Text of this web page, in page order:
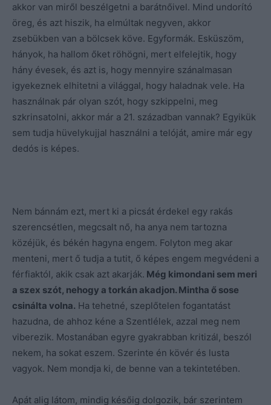
akkor van miről beszélgetni a barátnőivel. Mind undorító
öreg, és azt hiszik, ha elmúltak negyven, akkor
zsebükben van a bölcsek köve. Egyformák. Esküszöm,
hányok, ha hallom őket röhögni, mert elfelejtik, hogy
hány évesek, és azt is, hogy mennyire szánalmasan
igyekeznek elhitetni a világgal, hogy haladnak vele. Ha
használnak pár olyan szót, hogy szkippelni, meg
szkrinsatolni, akkor már a 21. században vannak? Egyikük
sem tudja hüvelykujjal használni a telóját, amire már egy
dedós is képes.
Nem bánnám ezt, mert ki a picsát érdekel egy rakás
szerencsétlen, megcsalt nő, ha anya nem tartozna
közéjük, és békén hagyna engem. Folyton meg akar
menteni, mert ő tudja a tutit, ő képes engem megvédeni a
férfiaktól, akik csak azt akarják. Még kimondani sem meri
a szex szót, nehogy a torkán akadjon. Mintha ő sose
csinálta volna. Ha tehetné, szeplőtelen fogantatást
hazudna, de ahhoz kéne a Szentlélek, azzal meg nem
viberezik. Mostanában egyre gyakrabban kritizál, beszól
nekem, ha sokat eszem. Szerinte én kövér és lusta
vagyok. Nem mondja ki, de benne van a tekintetében.
Apát alig látom, mindig későig dolgozik, bár szerintem